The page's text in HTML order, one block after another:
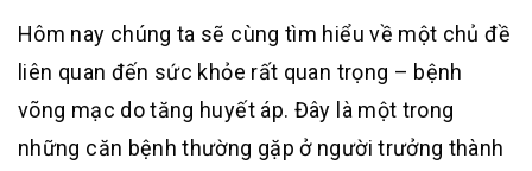
Hôm nay chúng ta sẽ cùng tìm hiểu về một chủ đề
liên quan đến sức khỏe rất quan trọng – bệnh
võng mạc do tăng huyết áp. Đây là một trong
những căn bệnh thường gặp ở người trưởng thành